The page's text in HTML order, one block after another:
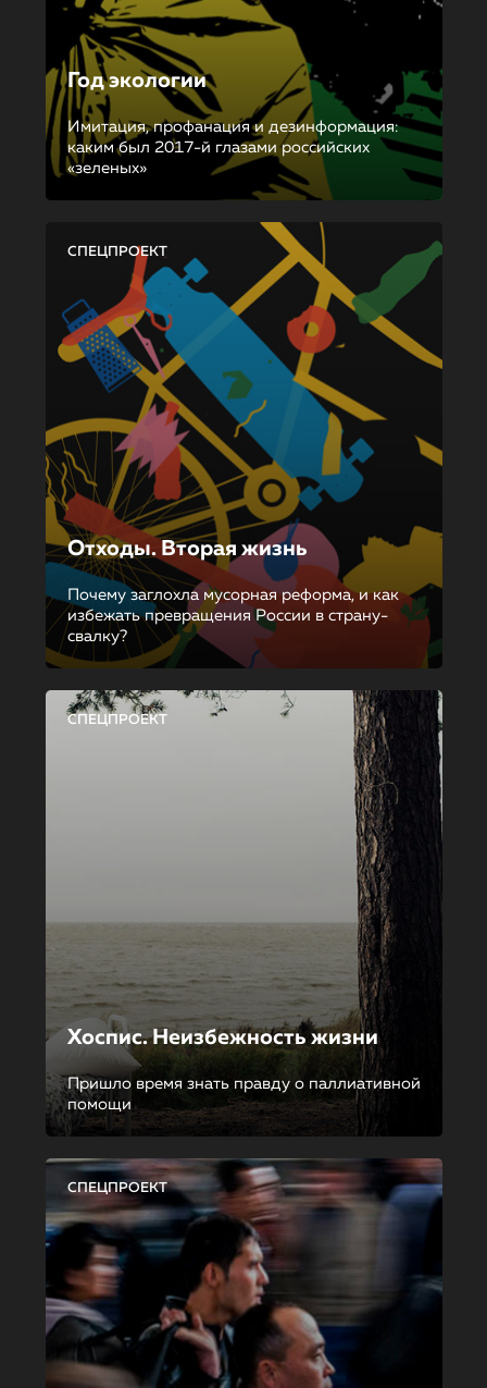
Год экологии
Имитация, профанация и дезинформация:
каким был 2017-й глазами российских
«зеленых»
СПЕЦПРОЕКТ
Отходы. Вторая жизнь
Почему заглохла мусорная реформа, и как
избежать превращения России в страну-
свалку?
СПЕЦПРОЕКТ
Хоспис. Неизбежность жизни
Пришло время знать правду о паллиативной
помощи
СПЕЦПРОЕКТ